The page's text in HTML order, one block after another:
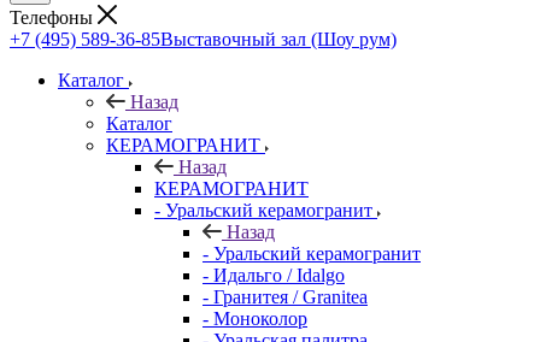
Телефоны
+7 (495) 589-36-85Выставочный зал (Шоу рум)
Каталог
Назад
Каталог
КЕРАМОГРАНИТ
Назад
КЕРАМОГРАНИТ
- Уральский керамогранит
Назад
- Уральский керамогранит
- Идальго / Idalgo
- Гранитея / Granitea
- Моноколор